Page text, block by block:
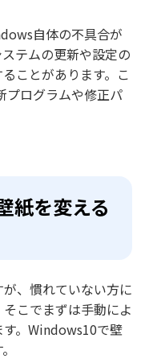
自体の不具合が
テムの更新や設定の
ことがあります。こ
プログラムや修正パ
紙を変える
、慣れていない方に
こでまずは手動によ
。Windows10で壁